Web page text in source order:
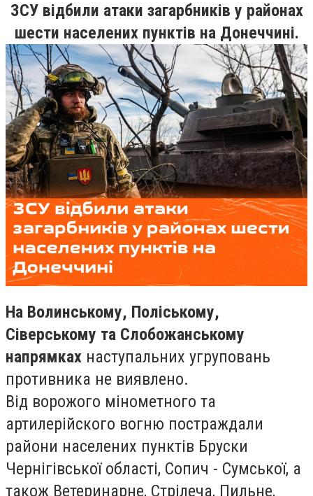
ЗСУ відбили атаки загарбників у районах
шести населених пунктів на Донеччині.
На Волинському, Поліському,
Сіверському та Слобожанському
напрямках наступальних угруповань
противника не виявлено.
Від ворожого мінометного та
артилерійского вогню постраждали
райони населених пунктів Бруски
Чернігівської області, Сопич - Сумської, а
також Ветеринарне, Стрілеча, Пильне,